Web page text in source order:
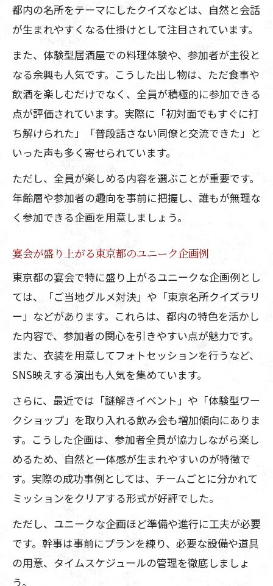
都内の名所をテーマにしたクイズなどは、自然と会話
が生まれやすくなる仕掛けとして注目されています。
また、体験型居酒屋での料理体験や、参加者が主役と
なる余興も人気です。こうした出し物は、ただ食事や
飲酒を楽しむだけでなく、全員が積極的に参加できる
点が評価されています。実際に「初対面でもすぐに打
ち解けられた」「普段話さない同僚と交流できた」と
いった声も多く寄せられています。
ただし、全員が楽しめる内容を選ぶことが重要です。
年齢層や参加者の趣向を事前に把握し、誰もが無理な
く参加できる企画を用意しましょう。
宴会が盛り上がる東京都のユニーク企画例
東京都の宴会で特に盛り上がるユニークな企画例とし
ては、「ご当地グルメ対決」や「東京名所クイズラリ
ー」などがあります。これらは、都内の特色を活かし
た内容で、参加者の関心を引きやすい点が魅力です。
また、衣装を用意してフォトセッションを行うなど、
SNS映えする演出も人気を集めています。
さらに、最近では「謎解きイベント」や「体験型ワー
クショップ」を取り入れる飲み会も増加傾向にありま
す。こうした企画は、参加者全員が協力しながら楽し
めるため、自然と一体感が生まれやすいのが特徴で
す。実際の成功事例としては、チームごとに分かれて
ミッションをクリアする形式が好評でした。
ただし、ユニークな企画ほど準備や進行に工夫が必要
です。幹事は事前にプランを練り、必要な設備や道具
の用意、タイムスケジュールの管理を徹底しましょ
う。